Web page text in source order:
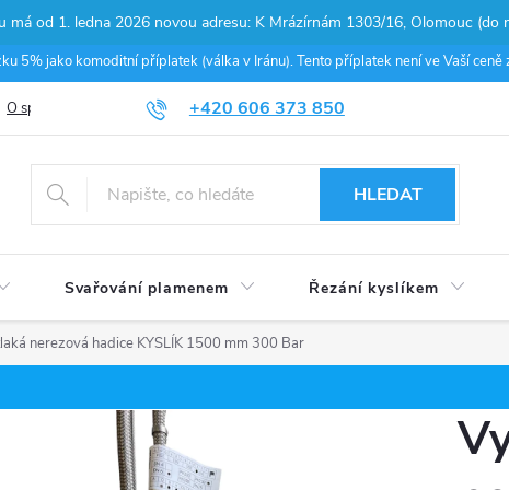
má od 1. ledna 2026 novou adresu: K Mrázírnám 1303/16, Olomouc (do
5% jako komoditní příplatek (válka v Iránu). Tento příplatek není ve Vaší ceně
+420 606 373 850
O společnosti Podmínky ochrany osobních údajů
HLEDAT
Svařování plamenem Řezání kyslíkem
nerezová hadice KYSLÍK 1500 mm 300 Bar